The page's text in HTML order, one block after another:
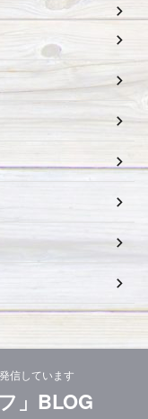
信しています
」BLOG